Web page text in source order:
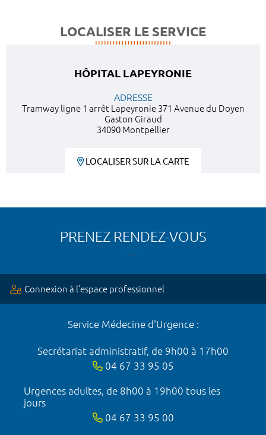
LOCALISER LE SERVICE
HÔPITAL LAPEYRONIE
ADRESSE
Tramway ligne 1 arrêt Lapeyronie 371 Avenue du Doyen
Gaston Giraud
34090 Montpellier
LOCALISER SUR LA CARTE
PRENEZ RENDEZ-VOUS
Connexion à l’espace professionnel
Service Médecine d'Urgence :
Secrétariat administratif, de 9h00 à 17h00
04 67 33 95 05
Urgences adultes, de 8h00 à 19h00 tous les
jours
04 67 33 95 00